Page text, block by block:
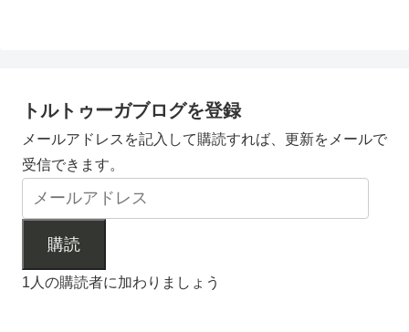
トルトゥーガブログを登録
メールアドレスを記入して購読すれば、更新をメールで
受信できます。
購読
1人の購読者に加わりましょう